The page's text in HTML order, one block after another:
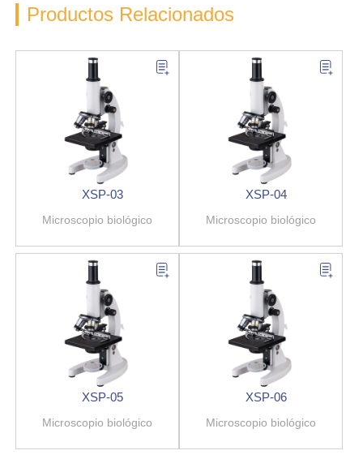
Productos Relacionados
XSP-03
Microscopio biológico
XSP-04
Microscopio biológico
XSP-05
Microscopio biológico
XSP-06
Microscopio biológico